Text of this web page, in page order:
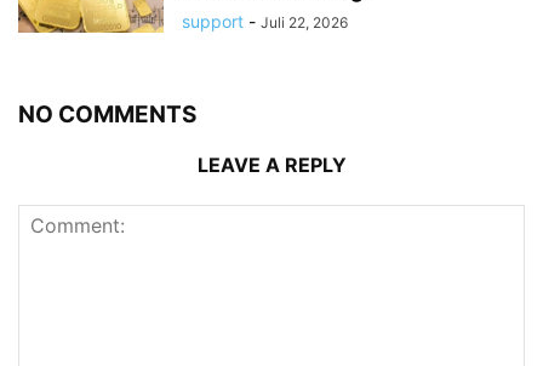
support - Juli 22, 2026
NO COMMENTS
LEAVE A REPLY